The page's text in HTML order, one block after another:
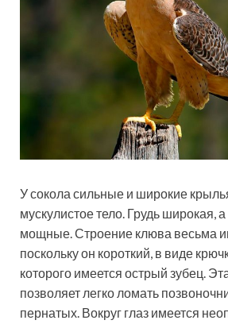
У сокола сильные и широкие
мускулистое тело. Грудь широкая,
мощные. Строение клюва весьма
поскольку он короткий, в виде
которого имеется острый зубец.
позволяет легко ломать
пернатых. Вокруг глаз имеется